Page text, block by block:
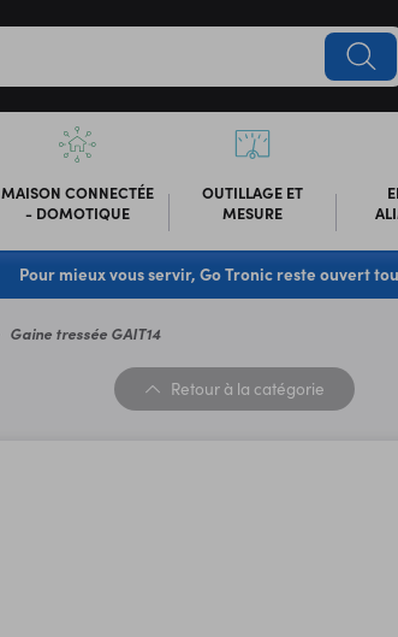
MAISON CONNECTÉE
- DOMOTIQUE
OUTILLAGE ET
MESURE
Pour mieux vous servir, Go Tronic reste ouvert
Gaine tressée GAIT14
Retour à la catégorie